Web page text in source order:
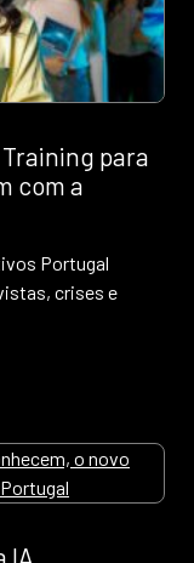
para
com a
Portugal
crises e
IA